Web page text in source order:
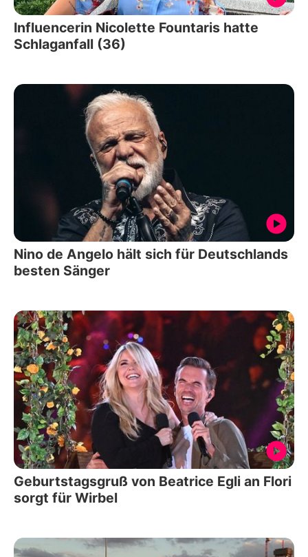
Influencerin Nicolette Fountaris hatte
Schlaganfall (36)
Nino de Angelo hält sich für Deutschlands
besten Sänger
Geburtstagsgruß von Beatrice Egli an Flori
sorgt für Wirbel